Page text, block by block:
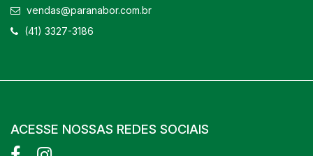
vendas@paranabor.com.br
(41) 3327-3186
ACESSE NOSSAS REDES SOCIAIS